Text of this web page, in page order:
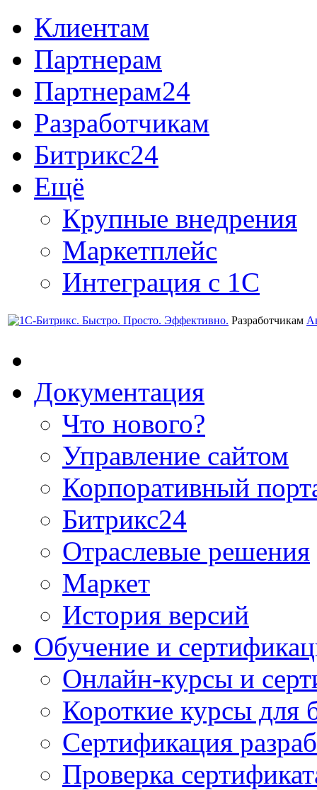
Клиентам
Партнерам
Партнерам24
Разработчикам
Битрикс24
Ещё
Крупные внедрения
Маркетплейс
Интеграция с 1С
Разработчикам
Документация
Что нового?
Управление сайтом
Корпоративный
Битрикс24
Отраслевые решения
Маркет
История версий
Обучение и
Онлайн-курсы и
Короткие курсы для
Сертификация
Проверка